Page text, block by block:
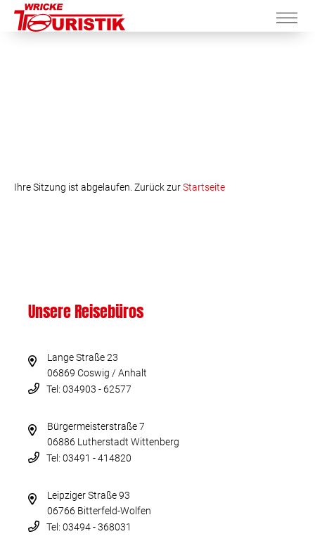
Ihre Sitzung ist abgelaufen. Zurück zurStartseite
Unsere Reisebüros
Lange Straße 23
06869 Coswig / Anhalt
Tel: 034903 - 62577
Bürgermeisterstraße 7
06886 Lutherstadt Wittenberg
Tel: 03491 - 414820
Leipziger Straße 93
06766 Bitterfeld-Wolfen
Tel: 03494 - 368031